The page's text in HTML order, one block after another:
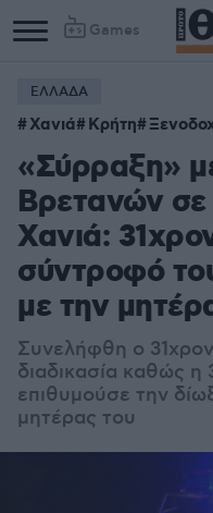
Games
Column
1
Column
2
ΕΛΛΑΔΑ
Χανιά Κρήτη
«Σύρραξη»
Βρετανών σε
Χανιά:
σύντροφό
με την
Συνελήφθη ο
διαδικασία καθώς
επιθυμούσε την
μητέρας του